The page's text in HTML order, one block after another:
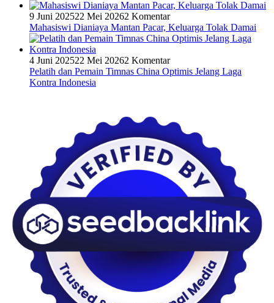
9 Juni 202522 Mei 20262 Komentar
Mahasiswi Dianiaya Mantan Pacar, Keluarga Tolak Damai
4 Juni 202522 Mei 20262 Komentar
Pelatih dan Pemain Timnas China Optimis Jelang Laga
Kontra Indonesia